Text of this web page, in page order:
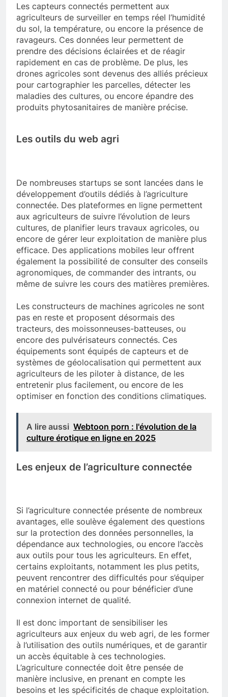
Les capteurs connectés permettent aux
agriculteurs de surveiller en temps réel l’humidité
du sol, la température, ou encore la présence de
ravageurs. Ces données leur permettent de
prendre des décisions éclairées et de réagir
rapidement en cas de problème. De plus, les
drones agricoles sont devenus des alliés précieux
pour cartographier les parcelles, détecter les
maladies des cultures, ou encore épandre des
produits phytosanitaires de manière précise.
Les outils du web agri
De nombreuses startups se sont lancées dans le
développement d’outils dédiés à l’agriculture
connectée. Des plateformes en ligne permettent
aux agriculteurs de suivre l’évolution de leurs
cultures, de planifier leurs travaux agricoles, ou
encore de gérer leur exploitation de manière plus
efficace. Des applications mobiles leur offrent
également la possibilité de consulter des conseils
agronomiques, de commander des intrants, ou
même de suivre les cours des matières premières.
Les constructeurs de machines agricoles ne sont
pas en reste et proposent désormais des
tracteurs, des moissonneuses-batteuses, ou
encore des pulvérisateurs connectés. Ces
équipements sont équipés de capteurs et de
systèmes de géolocalisation qui permettent aux
agriculteurs de les piloter à distance, de les
entretenir plus facilement, ou encore de les
optimiser en fonction des conditions climatiques.
A lire aussi Webtoon porn : l'évolution de la
culture érotique en ligne en 2025
Les enjeux de l’agriculture connectée
Si l’agriculture connectée présente de nombreux
avantages, elle soulève également des questions
sur la protection des données personnelles, la
dépendance aux technologies, ou encore l’accès
aux outils pour tous les agriculteurs. En effet,
certains exploitants, notamment les plus petits,
peuvent rencontrer des difficultés pour s’équiper
en matériel connecté ou pour bénéficier d’une
connexion internet de qualité.
Il est donc important de sensibiliser les
agriculteurs aux enjeux du web agri, de les former
à l’utilisation des outils numériques, et de garantir
un accès équitable à ces technologies.
L’agriculture connectée doit être pensée de
manière inclusive, en prenant en compte les
besoins et les spécificités de chaque exploitation.